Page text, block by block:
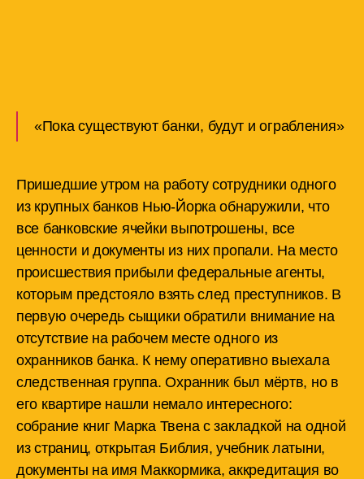
«Пока существуют банки, будут и ограбления»
Пришедшие утром на работу сотрудники одного
из крупных банков Нью-Йорка обнаружили, что
все банковские ячейки выпотрошены, все
ценности и документы из них пропали. На место
происшествия прибыли федеральные агенты,
которым предстояло взять след преступников. В
первую очередь сыщики обратили внимание на
отсутствие на рабочем месте одного из
охранников банка. К нему оперативно выехала
следственная группа. Охранник был мёртв, но в
его квартире нашли немало интересного:
собрание книг Марка Твена с закладкой на одной
из страниц, открытая Библия, учебник латыни,
документы на имя Маккормика, аккредитация во